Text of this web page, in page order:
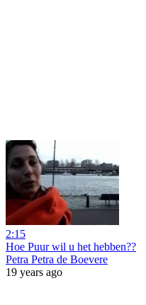
2:15
Hoe Puur wil u het hebben??
Petra Petra de Boevere
19 years ago